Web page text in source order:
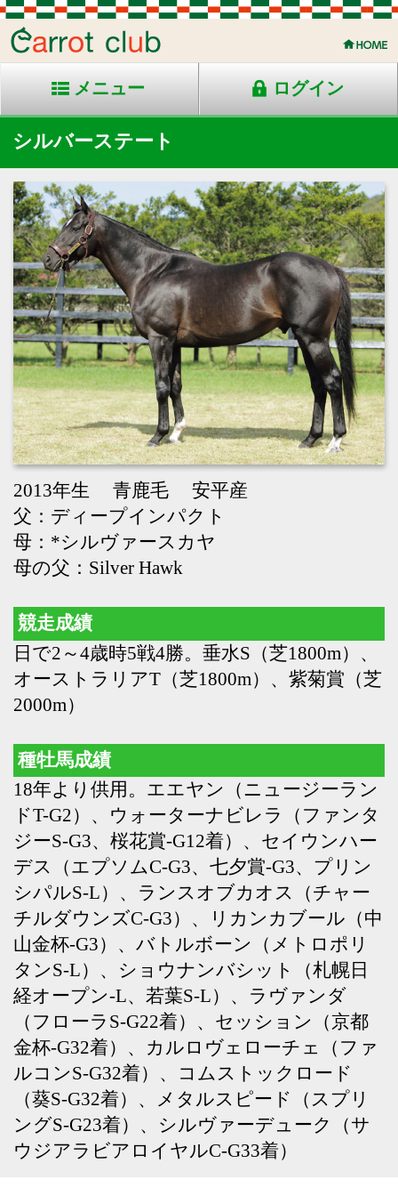
メニュー ログイン
シルバーステート
2013年生 青鹿毛 安平産
父：ディープインパクト
母：*シルヴァースカヤ
母の父：Silver Hawk
競走成績
日で2～4歳時5戦4勝。垂水S（芝1800m）、
オーストラリアT（芝1800m）、紫菊賞（芝
種牡馬成績
18年より供用。エエヤン（ニュージーラン
ドT-G2）、ウォーターナビレラ（ファンタ
デス（エプソムC-G3、七夕賞-G3、プリン
シパルS-L）、ランスオブカオス（チャー
チルダウンズC-G3）、リカンカブール（中
山金杯-G3）、バトルボーン（メトロポリ
タンS-L）、ショウナンバシット（札幌日
経オープン-L、若葉S-L）、ラヴァンダ
金杯-G32着）、カルロヴェローチェ（ファ
ルコンS-G32着）、コムストックロード
（葵S-G32着）、メタルスピード（スプリ
ングS-G23着）、シルヴァーデューク（サ
ウジアラビアロイヤルC-G33着）
PageTop
Home
Back
クラブ紹介 入会案内 所属馬情報 お問合せ
著作権 個人情報保護方針 ファンド勧誘方針
PCサイト